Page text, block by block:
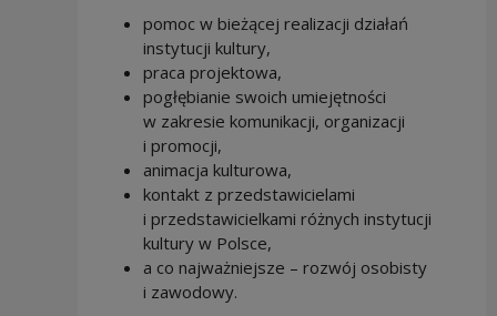
pomoc w bieżącej realizacji działań
instytucji kultury,
praca projektowa,
pogłębianie swoich umiejętności
w zakresie komunikacji, organizacji
i promocji,
animacja kulturowa,
kontakt z przedstawicielami
i przedstawicielkami różnych instytucji
kultury w Polsce,
a co najważniejsze – rozwój osobisty
i zawodowy.